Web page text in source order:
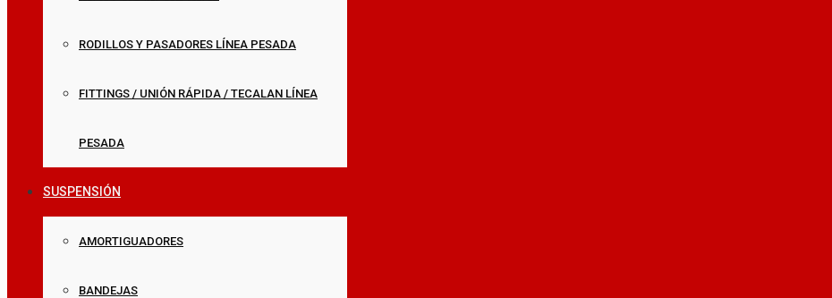
RODILLOS Y PASADORES LÍNEA PESADA
FITTINGS / UNIÓN RÁPIDA / TECALAN LÍNEA
PESADA
SUSPENSIÓN
AMORTIGUADORES
BANDEJAS